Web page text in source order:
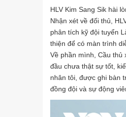
HLV Kim Sang Sik hài
Nhận xét về đối thủ,
phân tích kỹ đội tuyển
thiện để có màn trình
Về phần mình, Cầu thủ
đầu chưa thật sự tốt,
nhân tôi, được ghi bàn
đồng đội và sự động